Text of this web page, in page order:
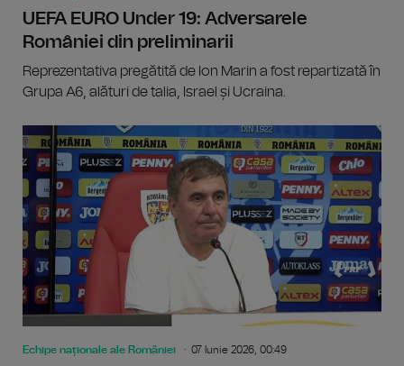
UEFA EURO Under 19: Adversarele
României din preliminarii
Reprezentativa pregătită de Ion Marin a fost repartizată în
Grupa A6, alături de talia, Israel și Ucraina.
Echipe naționale ale României 07 Iunie 2026, 00:49